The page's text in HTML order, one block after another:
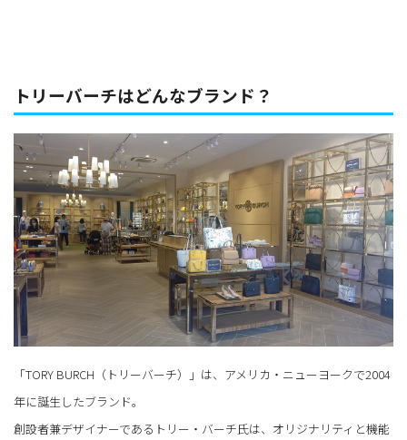
トリーバーチはどんなブランド？
「TORY BURCH（トリーバーチ）」は、アメリカ・ニューヨークで2004
年に誕生したブランド。
創設者兼デザイナーであるトリー・バーチ氏は、オリジナリティと機能